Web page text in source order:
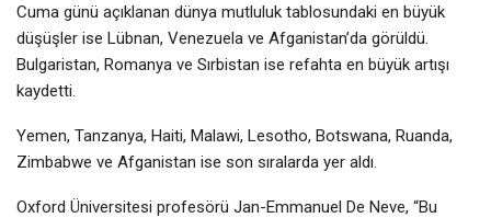
Cuma günü açıklanan dünya mutluluk tablosundaki en büyük
düşüşler ise Lübnan, Venezuela ve Afganistan’da görüldü.
Bulgaristan, Romanya ve Sırbistan ise refahta en büyük artışı
kaydetti.
Yemen, Tanzanya, Haiti, Malawi, Lesotho, Botswana, Ruanda,
Zimbabwe ve Afganistan ise son sıralarda yer aldı.
Oxford Üniversitesi profesörü Jan-Emmanuel De Neve, “Bu